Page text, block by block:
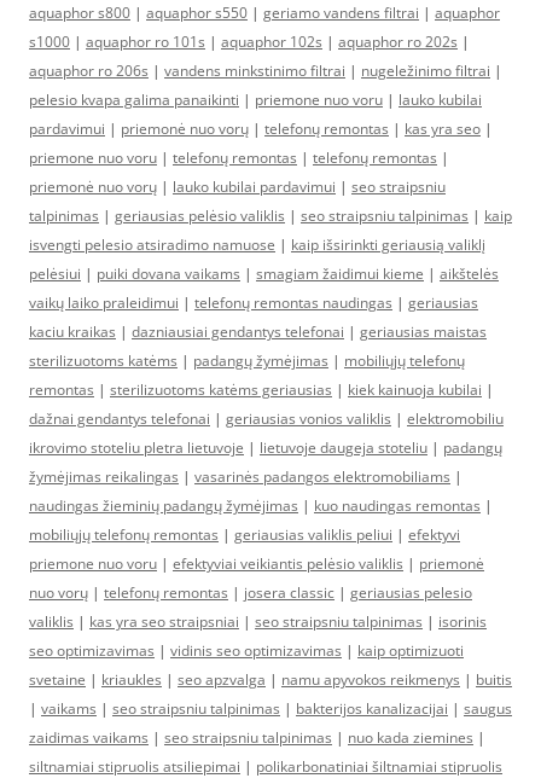
aquaphor s800 | aquaphor s550 | geriamo vandens filtrai | aquaphor
s1000 | aquaphor ro 101s | aquaphor 102s | aquaphor ro 202s |
aquaphor ro 206s | vandens minkstinimo filtrai | nugeležinimo filtrai |
pelesio kvapa galima panaikinti | priemone nuo voru | lauko kubilai
pardavimui | priemonė nuo vorų | telefonų remontas | kas yra seo |
priemone nuo voru | telefonų remontas | telefonų remontas |
priemonė nuo vorų | lauko kubilai pardavimui | seo straipsniu
talpinimas | geriausias pelėsio valiklis | seo straipsniu talpinimas | kaip
isvengti pelesio atsiradimo namuose | kaip išsirinkti geriausią valiklį
pelėsiui | puiki dovana vaikams | smagiam žaidimui kieme | aikštelės
vaikų laiko praleidimui | telefonų remontas naudingas | geriausias
kaciu kraikas | dazniausiai gendantys telefonai | geriausias maistas
sterilizuotoms katėms | padangų žymėjimas | mobiliųjų telefonų
remontas | sterilizuotoms katėms geriausias | kiek kainuoja kubilai |
dažnai gendantys telefonai | geriausias vonios valiklis | elektromobiliu
ikrovimo stoteliu pletra lietuvoje | lietuvoje daugeja stoteliu | padangų
žymėjimas reikalingas | vasarinės padangos elektromobiliams |
naudingas žieminių padangų žymėjimas | kuo naudingas remontas |
mobiliųjų telefonų remontas | geriausias valiklis peliui | efektyvi
priemone nuo voru | efektyviai veikiantis pelėsio valiklis | priemonė
nuo vorų | telefonų remontas | josera classic | geriausias pelesio
valiklis | kas yra seo straipsniai | seo straipsniu talpinimas | isorinis
seo optimizavimas | vidinis seo optimizavimas | kaip optimizuoti
svetaine | kriaukles | seo apzvalga | namu apyvokos reikmenys | buitis
| vaikams | seo straipsniu talpinimas | bakterijos kanalizacijai | saugus
zaidimas vaikams | seo straipsniu talpinimas | nuo kada ziemines |
siltnamiai stipruolis atsiliepimai | polikarbonatiniai šiltnamiai stipruolis